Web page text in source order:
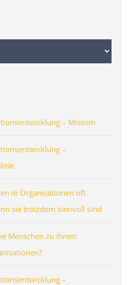
– Mission
–
in Organisationen oft
sie trotzdem sinnvoll sind
Menschen zu ihrem
–